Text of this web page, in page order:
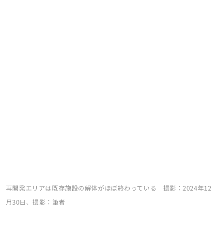
再開発エリアは既存施設の解体がほぼ終わっている 撮影：2024年12
月30日、撮影：筆者